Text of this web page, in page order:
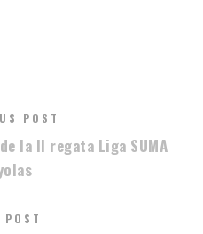
POST
la II regata Liga SUMA
POST